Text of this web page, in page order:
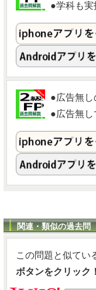
●学科も実
●広告無し
●広告無し
関連・類似の過去問
この問題と似てい
ボタンをクリック！